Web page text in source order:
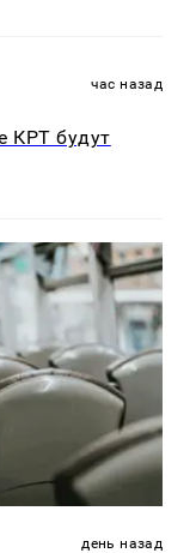
час назад
КРТ будут
день назад